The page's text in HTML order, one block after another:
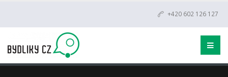
+420 602 126 127